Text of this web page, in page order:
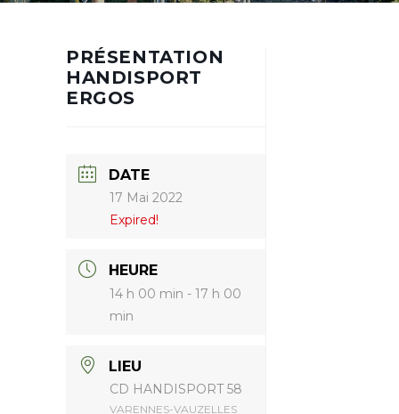
PRÉSENTATION
HANDISPORT
ERGOS
DATE
17 Mai 2022
Expired!
HEURE
14 h 00 min - 17 h 00
min
LIEU
CD HANDISPORT 58
VARENNES-VAUZELLES